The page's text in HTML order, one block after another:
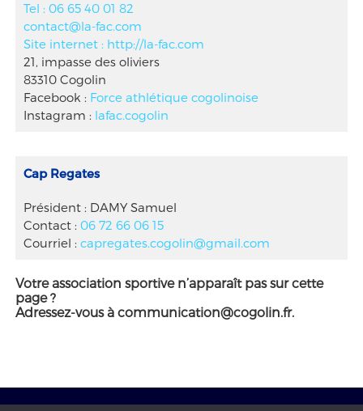
Tel : 06 65 40 01 82
contact@la-fac.com
Site internet : http://la-fac.com
21, impasse des oliviers
83310 Cogolin
Facebook : Force athlétique cogolinoise
Instagram : lafac.cogolin
Cap Regates
Président : DAMY Samuel
Contact : 06 72 66 06 15
Courriel : capregates.cogolin@gmail.com
Votre association sportive n’apparaît pas sur cette
page ?
Adressez-vous à communication@cogolin.fr.